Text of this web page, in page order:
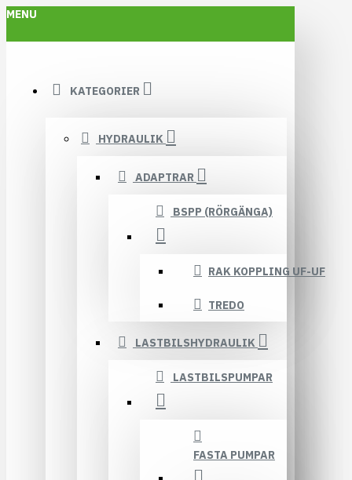
MENU
KATEGORIER
HYDRAULIK
ADAPTRAR
BSPP (RÖRGÄNGA)
RAK KOPPLING UF-UF
TREDO
LASTBILSHYDRAULIK
LASTBILSPUMPAR
FASTA PUMPAR